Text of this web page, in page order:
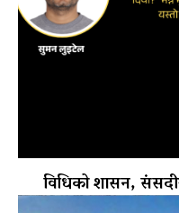
विधिको शासन, संसदीय